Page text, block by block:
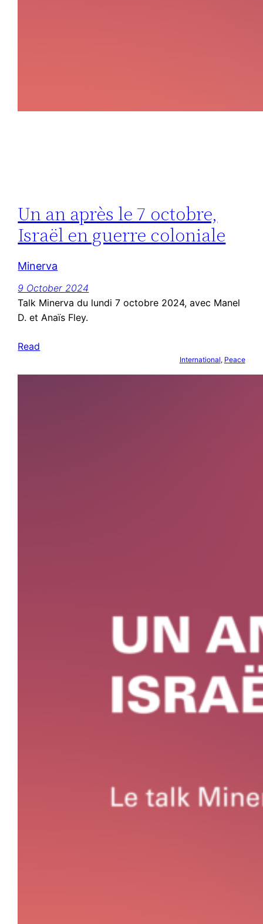
Un an après le 7 octobre,
Israël en guerre coloniale
Minerva
9 October 2024
Talk Minerva du lundi 7 octobre 2024, avec Manel
D. et Anaïs Fley.
Read
International, Peace